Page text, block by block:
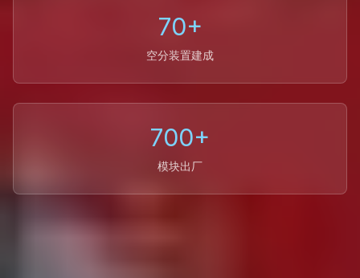
70+
空分装置建成
700+
模块出厂